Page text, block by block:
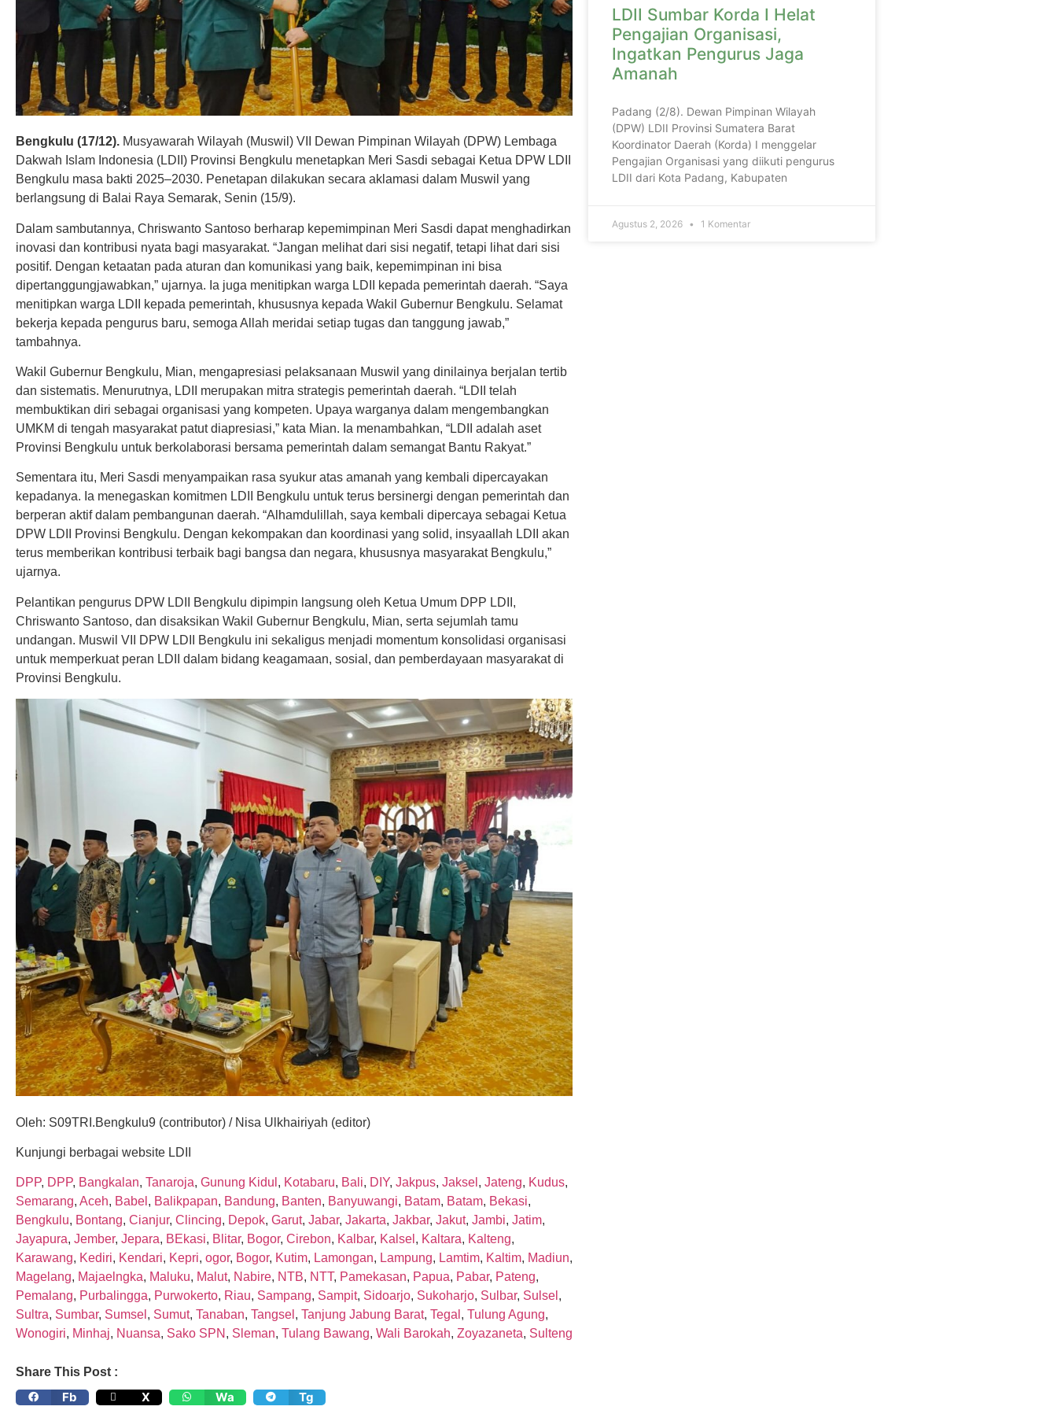
Bengkulu (17/12). Musyawarah Wilayah (Muswil) VII Dewan Pimpinan Wilayah (DPW) Lembaga
Dakwah Islam Indonesia (LDII) Provinsi Bengkulu menetapkan Meri Sasdi sebagai Ketua DPW LDII
Bengkulu masa bakti 2025–2030. Penetapan dilakukan secara aklamasi dalam Muswil yang
berlangsung di Balai Raya Semarak, Senin (15/9).
Dalam sambutannya, Chriswanto Santoso berharap kepemimpinan Meri Sasdi dapat menghadirkan
inovasi dan kontribusi nyata bagi masyarakat. “Jangan melihat dari sisi negatif, tetapi lihat dari sisi
positif. Dengan ketaatan pada aturan dan komunikasi yang baik, kepemimpinan ini bisa
dipertanggungjawabkan,” ujarnya. Ia juga menitipkan warga LDII kepada pemerintah daerah. “Saya
menitipkan warga LDII kepada pemerintah, khususnya kepada Wakil Gubernur Bengkulu. Selamat
bekerja kepada pengurus baru, semoga Allah meridai setiap tugas dan tanggung jawab,”
tambahnya.
Wakil Gubernur Bengkulu, Mian, mengapresiasi pelaksanaan Muswil yang dinilainya berjalan tertib
dan sistematis. Menurutnya, LDII merupakan mitra strategis pemerintah daerah. “LDII telah
membuktikan diri sebagai organisasi yang kompeten. Upaya warganya dalam mengembangkan
UMKM di tengah masyarakat patut diapresiasi,” kata Mian. Ia menambahkan, “LDII adalah aset
Provinsi Bengkulu untuk berkolaborasi bersama pemerintah dalam semangat Bantu Rakyat.”
Sementara itu, Meri Sasdi menyampaikan rasa syukur atas amanah yang kembali dipercayakan
kepadanya. Ia menegaskan komitmen LDII Bengkulu untuk terus bersinergi dengan pemerintah dan
berperan aktif dalam pembangunan daerah. “Alhamdulillah, saya kembali dipercaya sebagai Ketua
DPW LDII Provinsi Bengkulu. Dengan kekompakan dan koordinasi yang solid, insyaallah LDII akan
terus memberikan kontribusi terbaik bagi bangsa dan negara, khususnya masyarakat Bengkulu,”
ujarnya.
Pelantikan pengurus DPW LDII Bengkulu dipimpin langsung oleh Ketua Umum DPP LDII,
Chriswanto Santoso, dan disaksikan Wakil Gubernur Bengkulu, Mian, serta sejumlah tamu
undangan. Muswil VII DPW LDII Bengkulu ini sekaligus menjadi momentum konsolidasi organisasi
untuk memperkuat peran LDII dalam bidang keagamaan, sosial, dan pemberdayaan masyarakat di
Provinsi Bengkulu.
Oleh: S09TRI.Bengkulu9 (contributor) / Nisa Ulkhairiyah (editor)
Kunjungi berbagai website LDII
DPP, DPP, Bangkalan, Tanaroja, Gunung Kidul , Kotabaru, Bali, DIY, Jakpus, Jaksel , Jateng, Kudus,
Semarang, Aceh, Babel , Balikpapan, Bandung, Banten, Banyuwangi, Batam, Batam, Bekasi,
Bengkulu, Bontang, Cianjur, Clincing, Depok, Garut, Jabar, Jakarta, Jakbar, Jakut, Jambi, Jatim,
Jayapura, Jember, Jepara, BEkasi, Blitar, Bogor, Cirebon, Kalbar, Kalsel , Kaltara, Kalteng,
Karawang, Kediri, Kendari, Kepri, ogor, Bogor, Kutim, Lamongan, Lampung, Lamtim, Kaltim, Madiun,
Magelang, Majaelngka, Maluku, Malut, Nabire, NTB, NTT, Pamekasan, Papua, Pabar, Pateng,
Pemalang, Purbalingga, Purwokerto, Riau, Sampang, Sampit, Sidoarjo, Sukoharjo, Sulbar, Sulsel ,
Sultra, Sumbar, Sumsel , Sumut, Tanaban, Tangsel , Tanjung Jabung Barat, Tegal , Tulung Agung,
Wonogiri, Minhaj, Nuansa, Sako SPN , Sleman, Tulang Bawang, Wali Barokah, Zoyazaneta, Sulteng
Share This Post :
Fb X Wa Tg
LDII Sumbar Korda I Helat
Pengajian Organisasi,
Ingatkan Pengurus Jaga
Amanah
Padang (2/8). Dewan Pimpinan Wilayah
(DPW) LDII Provinsi Sumatera Barat
Koordinator Daerah (Korda) I menggelar
Pengajian Organisasi yang diikuti pengurus
LDII dari Kota Padang, Kabupaten
Agustus 2, 2026 1 Komentar